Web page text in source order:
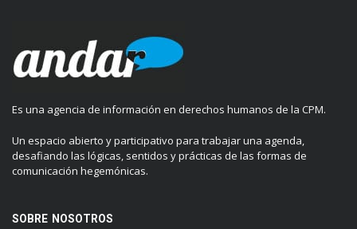
Es una agencia de información en derechos humanos de la CPM.
Un espacio abierto y participativo para trabajar una agenda,
desafiando las lógicas, sentidos y prácticas de las formas de
comunicación hegemónicas.
SOBRE NOSOTROS